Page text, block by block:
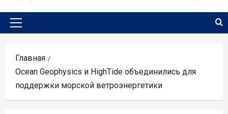
Основное
Главная
Ocean Geophysics и HighTide объединились для
поддержки морской ветроэнергетики